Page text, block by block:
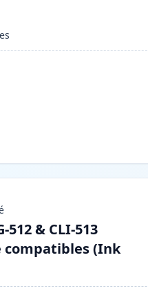
512 & CLI-513
compatibles (Ink